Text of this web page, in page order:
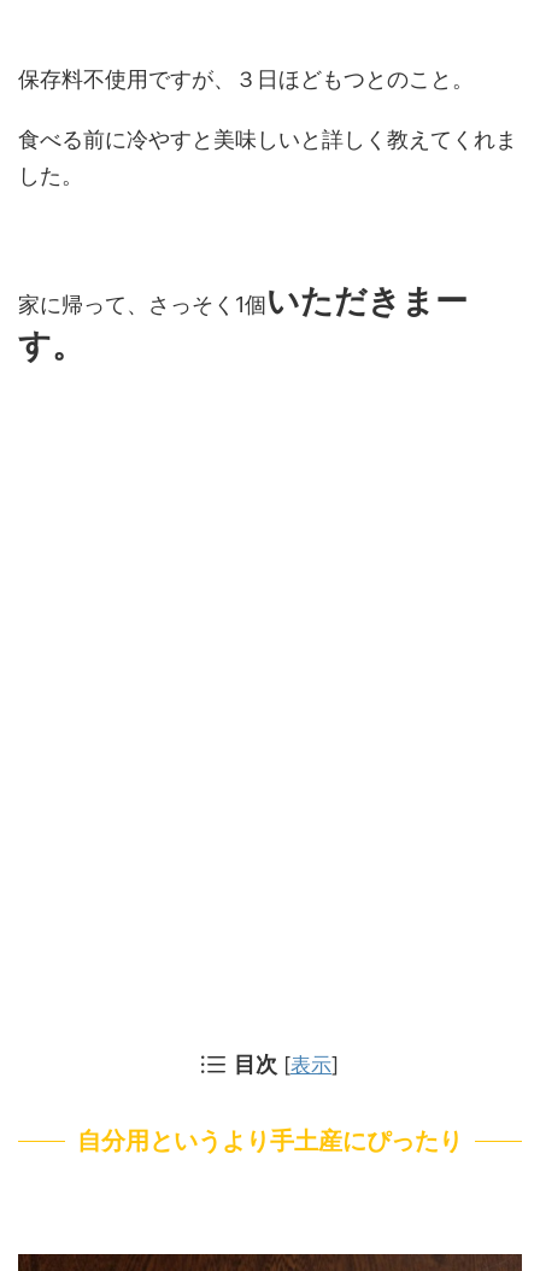
保存料不使用ですが、３日ほどもつとのこと。
食べる前に冷やすと美味しいと詳しく教えてくれま
した。
家に帰って、さっそく1個いただきまー
す。
目次 [表示]
自分用というより手土産にぴったり